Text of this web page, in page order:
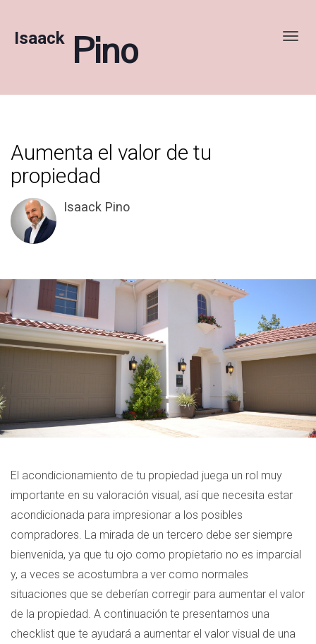
Isaack Pino
Aumenta el valor de tu
propiedad
Isaack Pino
El acondicionamiento de tu propiedad juega un rol muy
importante en su valoración visual, así que necesita estar
acondicionada para impresionar a los posibles
compradores. La mirada de un tercero debe ser siempre
bienvenida, ya que tu ojo como propietario no es imparcial
y, a veces se acostumbra a ver como normales
situaciones que se deberían corregir para aumentar el valor
de la propiedad. A continuación te presentamos una
checklist que te ayudará a aumentar el valor visual de una